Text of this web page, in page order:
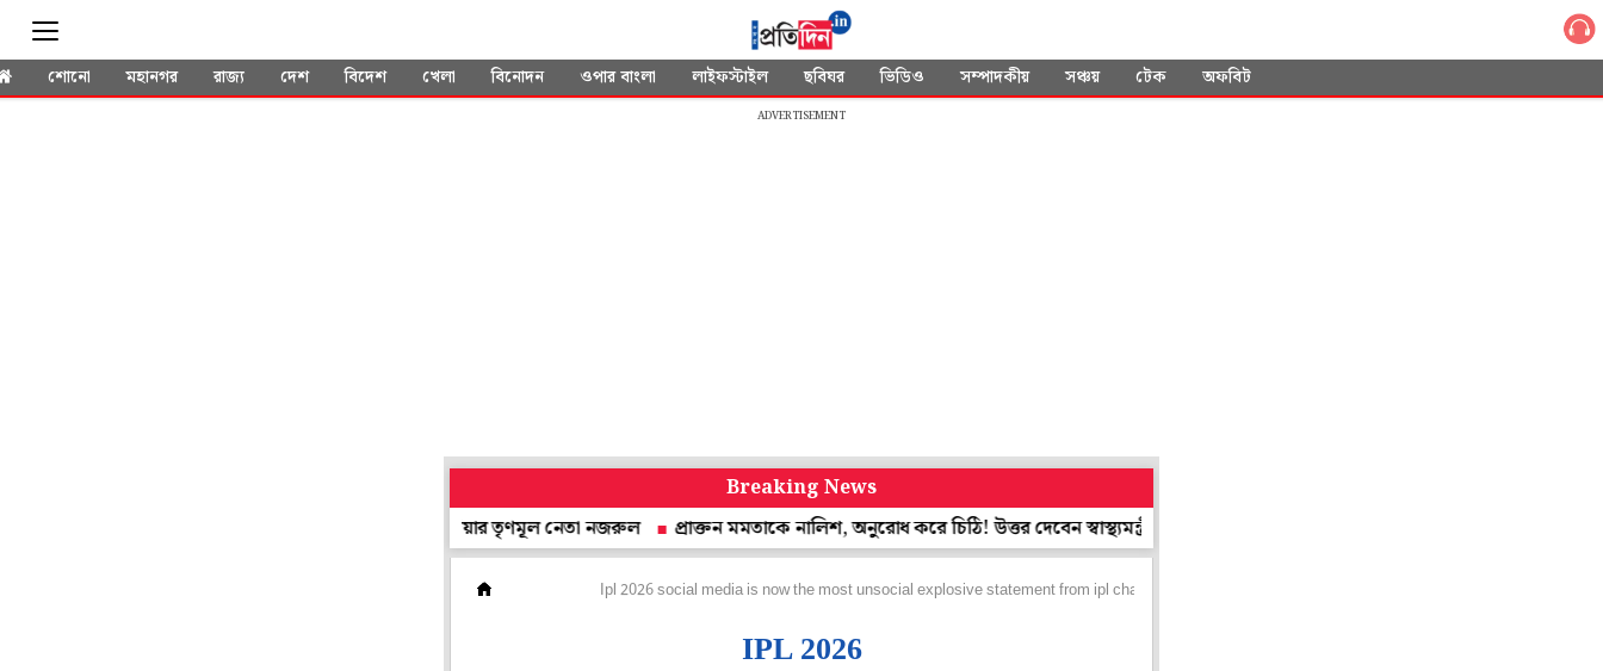
শোনো মহানগর রাজ্য দেশ বিদেশ খেলা বিনোদন ওপার বাংলা লাইফস্টাইল ছবিঘর ভিডিও সম্পাদকীয় সঞ্চয় টেক অফবিট
ADVERTISEMENT
Breaking News
সভাধিপতি নির্বাচনে যোগ! প্রশ্ন উঠতেই গ্রেপ্তার নদিয়ার তৃণমূল নেতা নজরুল
প্রাক্তন মমতাকে নালিশ, অনুরোধ করে চিঠি! উত্তর দেবেন স্বাস্থ্যমন্ত্রী শারদ্বত
Ipl 2026 social media is now the most unsocial explosive statement from ipl chairman
IPL 2026